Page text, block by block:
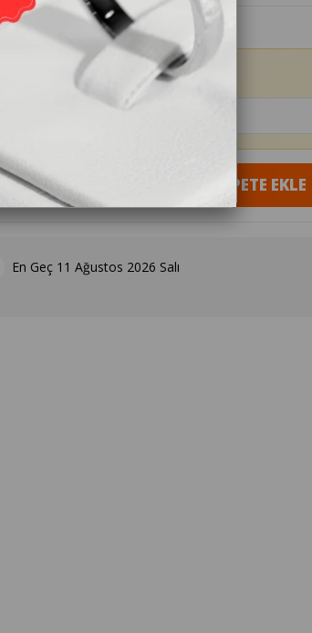
Doğum Taşı Kolye Hediyesi
En Geç 11 Ağustos 2026 Salı